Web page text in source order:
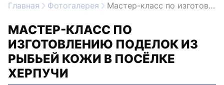
Главная Фотогалерея Мастер-класс по изготовлению поделок из рыбьей кожи в посёлке Херпучи
МАСТЕР-КЛАСС ПО
ИЗГОТОВЛЕНИЮ ПОДЕЛОК ИЗ
РЫБЬЕЙ КОЖИ В ПОСЁЛКЕ
ХЕРПУЧИ